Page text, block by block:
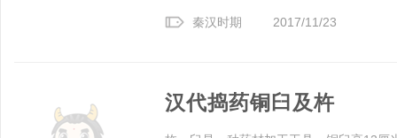
秦汉时期 2017/11/23
汉代捣药铜臼及杵